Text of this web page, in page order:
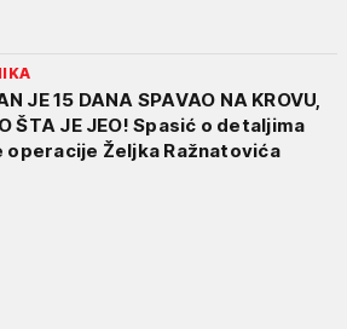
JE 15 DANA SPAVAO NA KROVU,
ŠTA JE JEO! Spasić o detaljima
operacije Željka Ražnatovića